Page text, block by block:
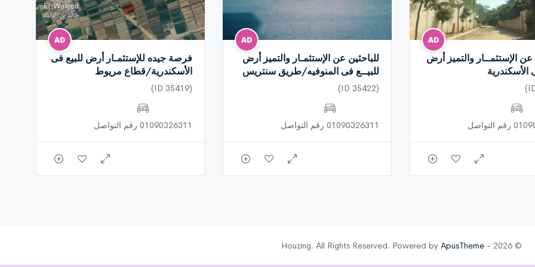
عن الإستثمــار والتميز أرض
الأسكندرية
التواصل
للباحثين عن الإستثمـار والتميز أرض
للبيــع فى المنوفيه/طريق سنتريس
(ID 35422)
01090326311 رقم التواصل
فرصة جيده للإستثمـار أرض للبيع فى
الأسكندرية/قطاع مريوط
(ID 35419)
01090326311 رقم التواصل
© 2026 - Houzing. All Rights Reserved. Powered by
ApusTheme